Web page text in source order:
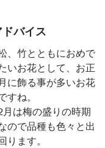
バイス
、竹とともにおめで
いお花として、お正
月に飾る事が多いお花
すね。
月は梅の盛りの時期
ので品種も色々と出
ります。